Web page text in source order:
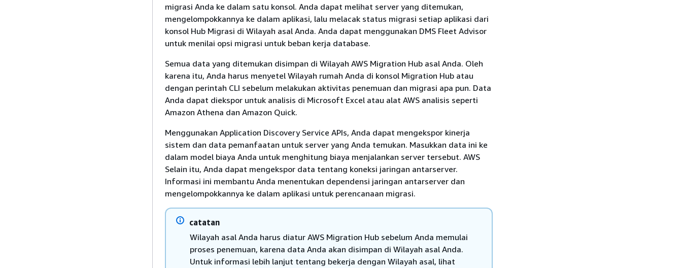
migrasi Anda ke dalam satu konsol. Anda dapat melihat server yang ditemukan,
mengelompokkannya ke dalam aplikasi, lalu melacak status migrasi setiap aplikasi dari
konsol Hub Migrasi di Wilayah asal Anda. Anda dapat menggunakan DMS Fleet Advisor
untuk menilai opsi migrasi untuk beban kerja database.
Semua data yang ditemukan disimpan di Wilayah AWS Migration Hub asal Anda. Oleh
karena itu, Anda harus menyetel Wilayah rumah Anda di konsol Migration Hub atau
dengan perintah CLI sebelum melakukan aktivitas penemuan dan migrasi apa pun. Data
Anda dapat diekspor untuk analisis di Microsoft Excel atau alat AWS analisis seperti
Amazon Athena dan Amazon Quick.
Menggunakan Application Discovery Service APIs, Anda dapat mengekspor kinerja
sistem dan data pemanfaatan untuk server yang Anda temukan. Masukkan data ini ke
dalam model biaya Anda untuk menghitung biaya menjalankan server tersebut. AWS
Selain itu, Anda dapat mengekspor data tentang koneksi jaringan antarserver.
Informasi ini membantu Anda menentukan dependensi jaringan antarserver dan
mengelompokkannya ke dalam aplikasi untuk perencanaan migrasi.
catatan
Wilayah asal Anda harus diatur AWS Migration Hub sebelum Anda memulai
proses penemuan, karena data Anda akan disimpan di Wilayah asal Anda.
Untuk informasi lebih lanjut tentang bekerja dengan Wilayah asal, lihat